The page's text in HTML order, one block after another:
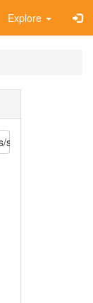
Explore
dust-ipa/